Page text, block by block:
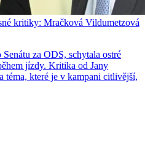
kritiky: Mračková Vildumetzová
za ODS, schytala ostré
jízdy. Kritika od Jany
téma, které je v kampani citlivější,